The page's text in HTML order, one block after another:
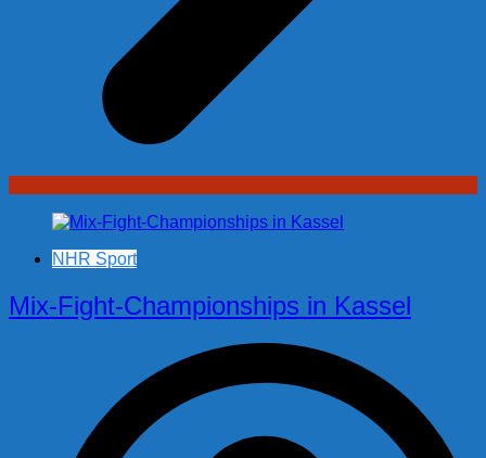
NHR Sport
Mix-Fight-Championships in Kassel